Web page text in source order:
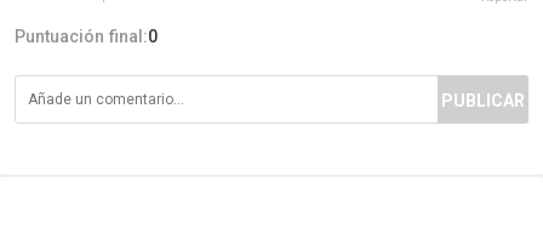
Puntuación final:0
PUBLICAR